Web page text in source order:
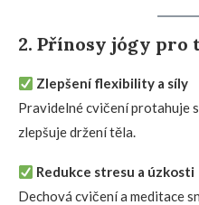
2. Přínosy jógy pro
Zlepšení flexibility a síly
Pravidelné cvičení protahuje
zlepšuje držení těla.
Redukce stresu a úzkosti
Dechová cvičení a meditace